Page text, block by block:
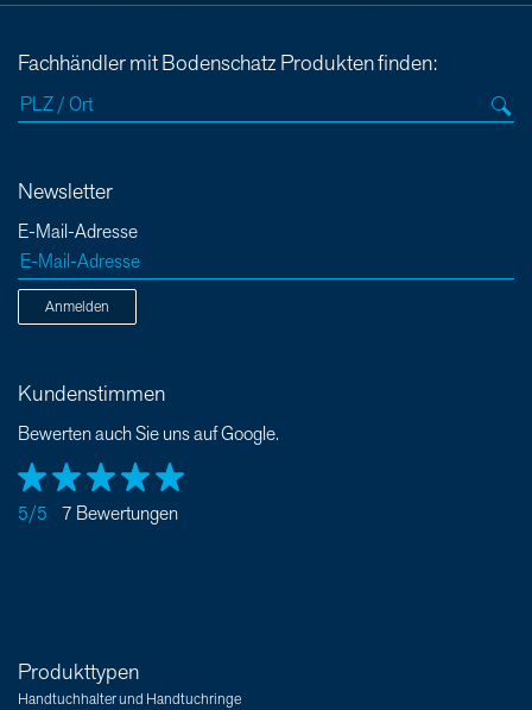
Fachhändler mit Bodenschatz Produkten finden:
Newsletter
E-Mail-Adresse
Anmelden
Kundenstimmen
Bewerten auch Sie uns auf Google.
5/5 7 Bewertungen
Produkttypen
Handtuchhalter und Handtuchringe